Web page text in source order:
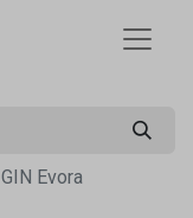
GIN Evora